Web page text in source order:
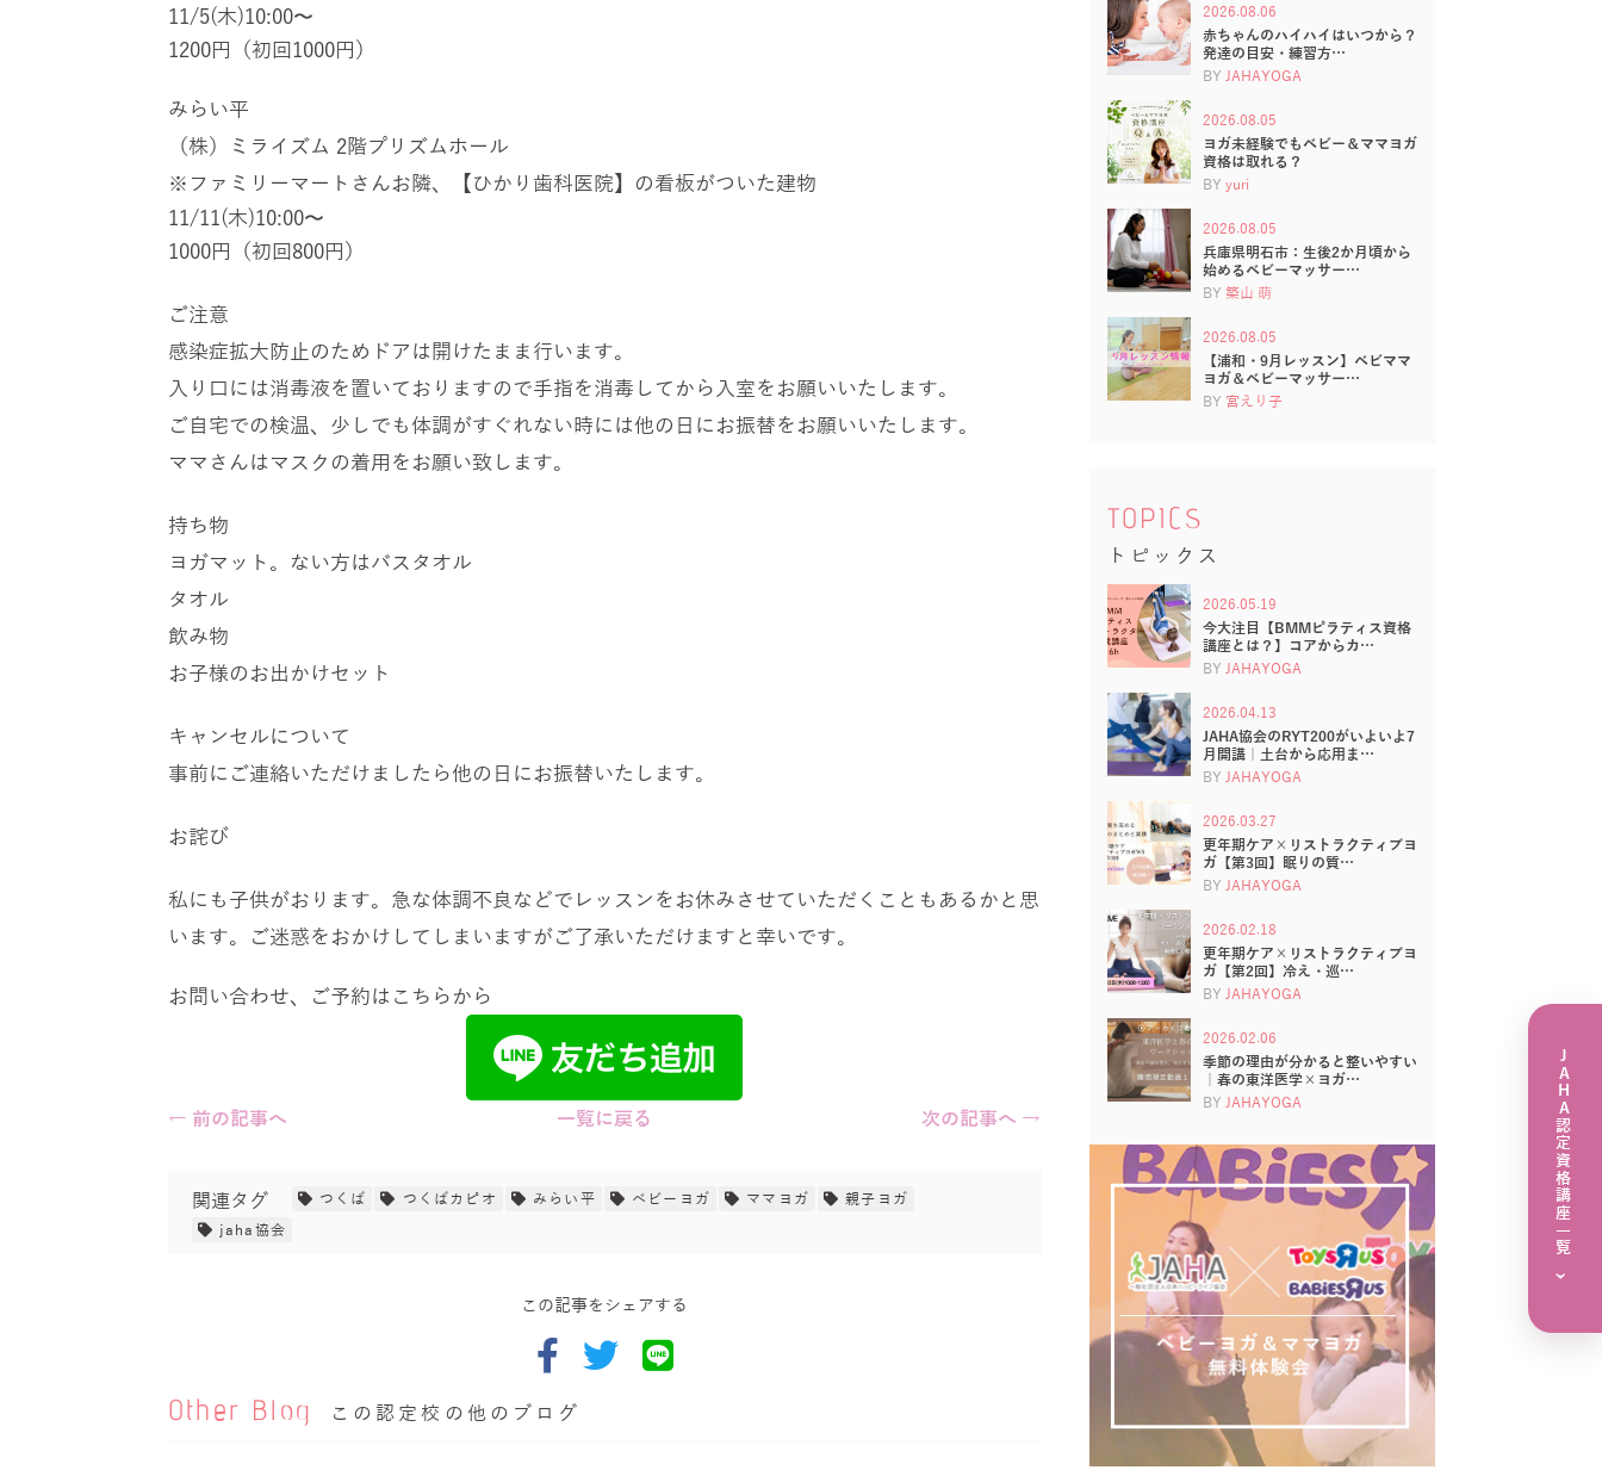
11/5(木)10:00〜
1200円（初回1000円）
みらい平
（株）ミライズム 2階プリズムホール
※ ファミリーマートさんお隣、【ひかり歯科医院】の看板がついた建物
11/11(木)10:00〜
1000円（初回800円）
ご注意
感染症拡大防止のためドアは開けたまま行います。
入り口には消毒液を置いておりますので手指を消毒してから入室をお願いいたします。
ご自宅での検温、少しでも体調がすぐれない時には他の日にお振替をお願いいたします。
ママさんはマスクの着用をお願い致します。
持ち物
ヨガマット。ない方はバスタオル
タオル
飲み物
お子様のお出かけセット
キャンセルについて
事前にご連絡いただけましたら他の日にお振替いたします。
お詫び
私にも子供がおります。急な体調不良などでレッスンをお休みさせていただくこともあるかと思
います。ご迷惑をおかけしてしまいますがご了承いただけますと幸いです。
お問い合わせ、ご予約はこちらから
← 前の記事へ 一覧に戻る 次の記事へ →
関連タグ つくば つくばカピオ みらい平 ベビーヨガ ママヨガ
親子ヨガ
jaha協会
この記事をシェアする
Other Blog この認定校の他のブログ
2026.08.06
赤ちゃんのハイハイはいつから？
発達の目安・練習方…
BY JAHAYOGA
2026.08.05
ヨガ未経験でもベビー＆ママヨガ
資格は取れる？
BY yuri
2026.08.05
兵庫県明石市：生後2か月頃から
始めるベビーマッサー…
BY 築山 萌
2026.08.05
【浦和・9月レッスン】ベビママ
ヨガ＆ベビーマッサー…
BY 宮えり子
TOPICS
トピックス
2026.05.19
今大注目【BMMピラティス資格
講座とは？】コアからカ…
BY JAHAYOGA
2026.04.13
JAHA協会のRYT200がいよいよ7
月開講｜土台から応用ま…
BY JAHAYOGA
2026.03.27
更年期ケア×リストラクティブヨ
ガ【第3回】眠りの質…
BY JAHAYOGA
2026.02.18
更年期ケア×リストラクティブヨ
ガ【第2回】冷え・巡…
BY JAHAYOGA
2026.02.06
季節の理由が分かると整いやすい
｜春の東洋医学×ヨガ…
BY JAHAYOGA JAHA認定資格講座一覧
›